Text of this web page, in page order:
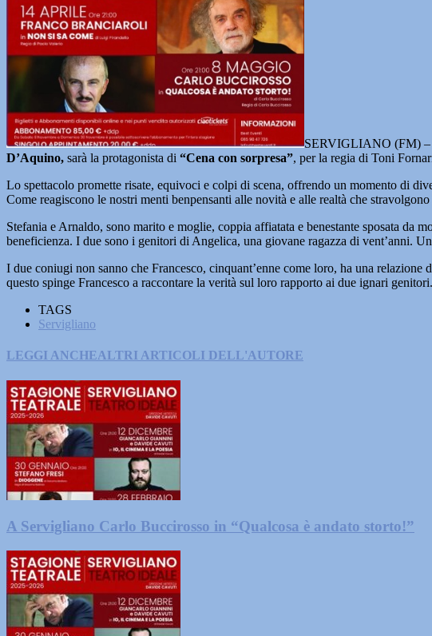
SERVIGLIANO (FM) –
D’Aquino, sarà la protagonista di “Cena con sorpresa”, per la regia di Toni
Lo spettacolo promette risate, equivoci e colpi di scena, offrendo un momento di
Come reagiscono le nostri menti benpensanti alle novità e alle realtà che
Stefania e Arnaldo, sono marito e moglie, coppia affiatata e benestante sposata da
beneficienza. I due sono i genitori di Angelica, una giovane ragazza di vent’anni.
I due coniugi non sanno che Francesco, cinquant’enne come loro, ha una
questo spinge Francesco a raccontare la verità sul loro rapporto ai due ignari genitori.
TAGS
Servigliano
LEGGI ANCHEALTRI ARTICOLI DELL'AUTORE
A Servigliano Carlo Buccirosso in “Qualcosa è andato storto!”